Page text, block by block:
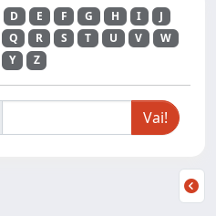
D E F G H I
J
Q R S T U V
W
Y Z